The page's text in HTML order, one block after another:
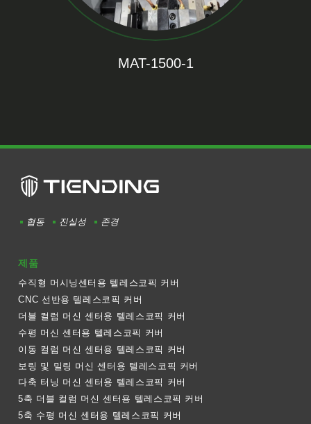
MAT-1500-1
협동 진실성 존경
제품
수직형 머시닝센터용 텔레스코픽 커버
CNC 선반용 텔레스코픽 커버
더블 컬럼 머신 센터용 텔레스코픽 커버
수평 머신 센터용 텔레스코픽 커버
이동 컬럼 머신 센터용 텔레스코픽 커버
보링 및 밀링 머신 센터용 텔레스코픽 커버
다축 터닝 머신 센터용 텔레스코픽 커버
5축 더블 컬럼 머신 센터용 텔레스코픽 커버
5축 수평 머신 센터용 텔레스코픽 커버